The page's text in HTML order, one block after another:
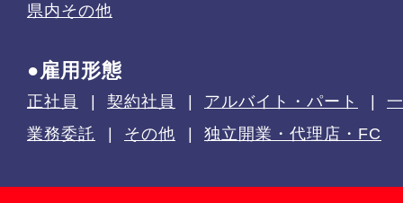
県内その他
●雇用形態
正社員 契約社員 アルバイト・パート
業務委託
その他 独立開業・代理店・FC